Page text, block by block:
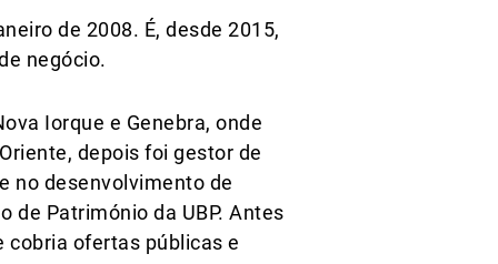
de 2008. É, desde 2015,
negócio.
Iorque e Genebra, onde
depois foi gestor de
no desenvolvimento de
Património da UBP. Antes
cobria ofertas públicas e